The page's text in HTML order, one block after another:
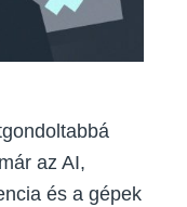
az AI,
és a gépek